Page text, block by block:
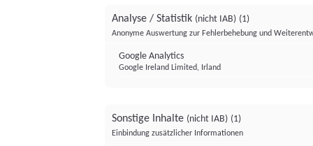
Analyse / Statistik (nicht IAB) (1)
Anonyme Auswertung zur Fehlerbehebung und
Google Analytics
Google Ireland Limited, Irland
Sonstige Inhalte (nicht IAB) (1)
Einbindung zusätzlicher Informationen